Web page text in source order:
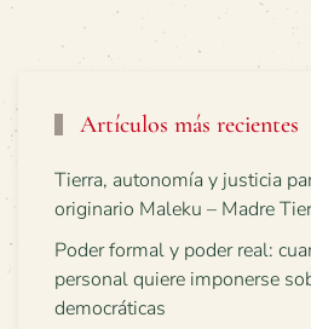
Artículos más recientes
Tierra, autonomía y justicia
originario Maleku – Madre
Poder formal y poder real:
personal quiere imponerse
democráticas